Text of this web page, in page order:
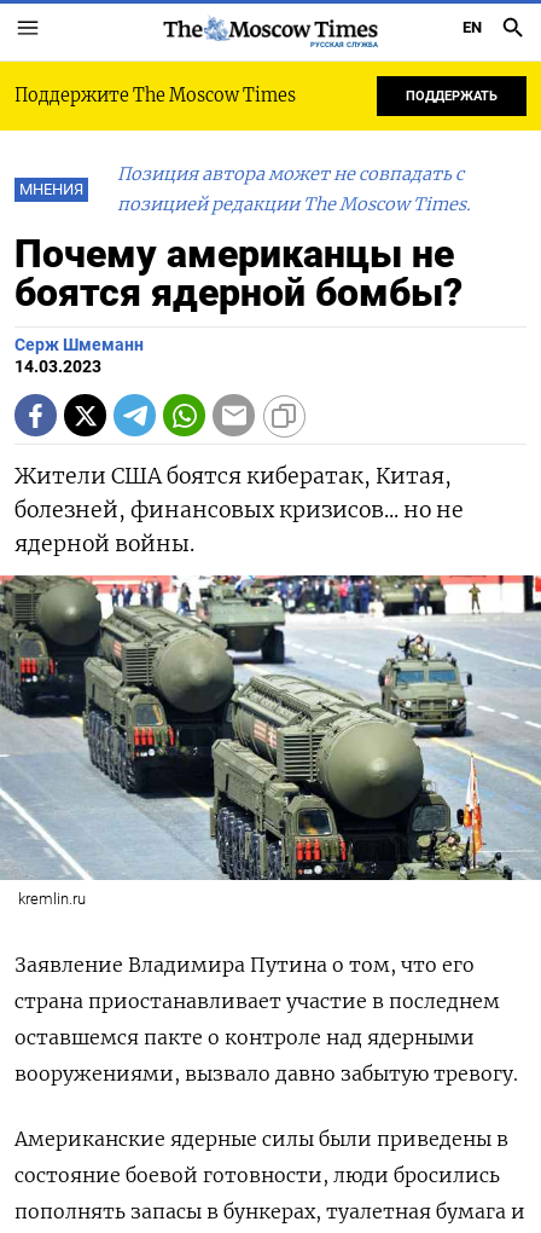
РУССКАЯ СЛУЖБА
EN
Поддержите The Moscow Times ПОДДЕРЖАТЬ
МНЕНИЯ
Позиция автора может не совпадать с
позицией редакции The Moscow Times.
Почему американцы не
боятся ядерной бомбы?
Серж Шмеманн
14.03.2023
Жители США боятся кибератак, Китая,
болезней, финансовых кризисов... но не
ядерной войны.
kremlin.ru
Заявление Владимира Путина о том, что его
страна приостанавливает участие в последнем
оставшемся пакте о контроле над ядерными
вооружениями, вызвало давно забытую тревогу.
Американские ядерные силы были приведены в
состояние боевой готовности, люди бросились
пополнять запасы в бункерах, туалетная бумага и